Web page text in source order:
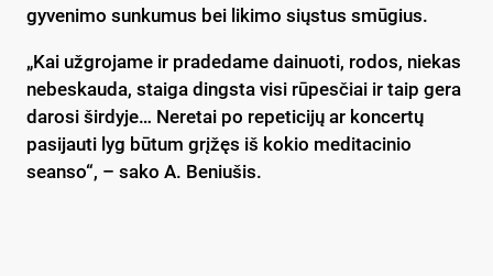
gyvenimo sunkumus bei likimo siųstus smūgius.
„Kai užgrojame ir pradedame dainuoti, rodos, niekas
nebeskauda, staiga dingsta visi rūpesčiai ir taip gera
darosi širdyje… Neretai po repeticijų ar koncertų
pasijauti lyg būtum grįžęs iš kokio meditacinio
seanso“, – sako A. Beniušis.